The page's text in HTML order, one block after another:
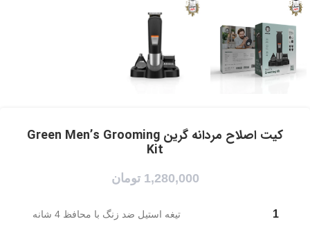
کیت اصلاح مردانه گرین Green Men’s Grooming
Kit
1,280,000 تومان
1 تیغه استیل ضد زنگ با محافظ 4 شانه